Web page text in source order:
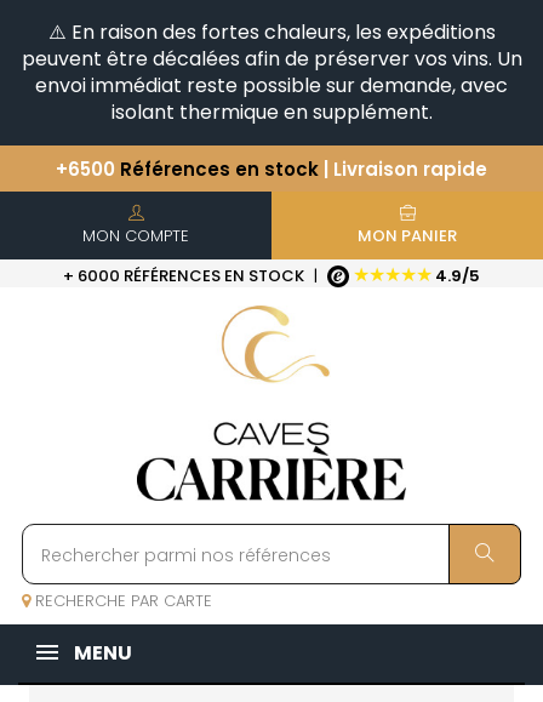
⚠️ En raison des fortes chaleurs, les expéditions
peuvent être décalées afin de préserver vos vins. Un
envoi immédiat reste possible sur demande, avec
isolant thermique en supplément.
+6500 Références en stock | Livraison rapide
Vous avez une question ?
Découvrez notre sélection
d'Horizontales & Verticales
MON COMPTE
MON PANIER
+ 6000 RÉFÉRENCES EN STOCK | ★★★★★ 4.9/5
RECHERCHE PAR CARTE
MENU